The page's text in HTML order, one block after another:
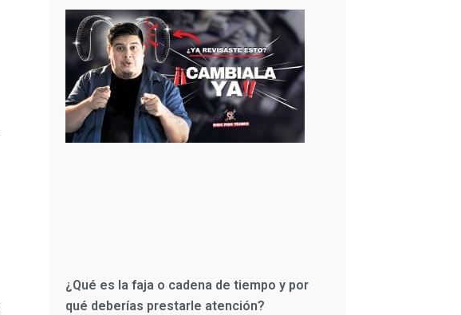
¿Qué es la faja o cadena de tiempo y por
qué deberías prestarle atención?